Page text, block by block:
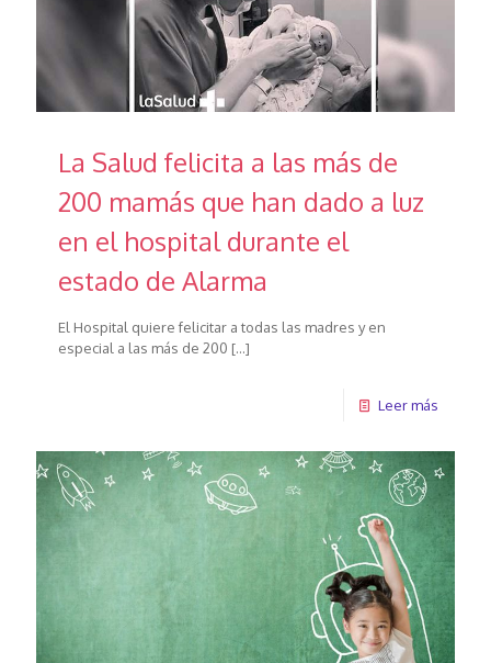
La Salud felicita a las más de
200 mamás que han dado a luz
en el hospital durante el
estado de Alarma
El Hospital quiere felicitar a todas las madres y en
especial a las más de 200 […]
Leer más